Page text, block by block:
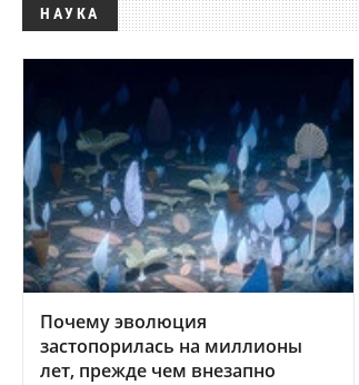
НАУКА
Почему эволюция
застопорилась на миллионы
лет, прежде чем внезапно